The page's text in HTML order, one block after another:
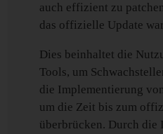
auch effizient zu
das offizielle Update
Dies beinhaltet die
Tools, um
die Implementierung
um die Zeit bis zum
überbrücken. Durch die